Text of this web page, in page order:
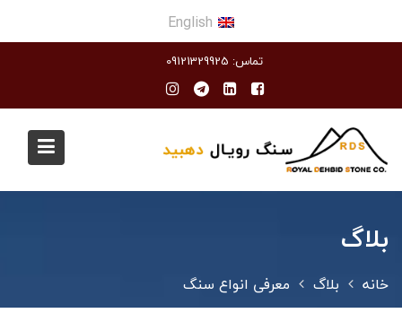
English
content
تماس: 09121329925
بلاگ
خانه بلاگ معرفی انواع سنگ